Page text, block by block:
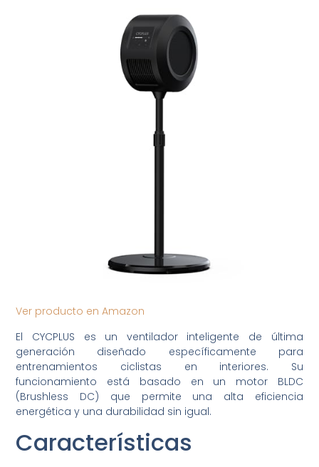
Ver producto en Amazon
El CYCPLUS es un ventilador inteligente de última
generación diseñado específicamente para
entrenamientos ciclistas en interiores. Su
funcionamiento está basado en un motor BLDC
(Brushless DC) que permite una alta eficiencia
energética y una durabilidad sin igual.
Características